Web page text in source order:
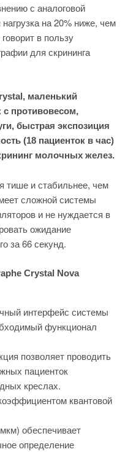
с аналоговой
на 20% ниже, чем
в пользу
для скрининга
маленький
противовесом,
быстрая экспозиция
(18 пациенток в час)
нинг молочных желез.
тише и стабильнее, чем
сложной системы
и не нуждается в
ожидание
за 66 секунд.
Crystal Nova
интерфейс системы
функционал
позволяет проводить
пациенток
креслах.
квантовой
обеспечивает
определение